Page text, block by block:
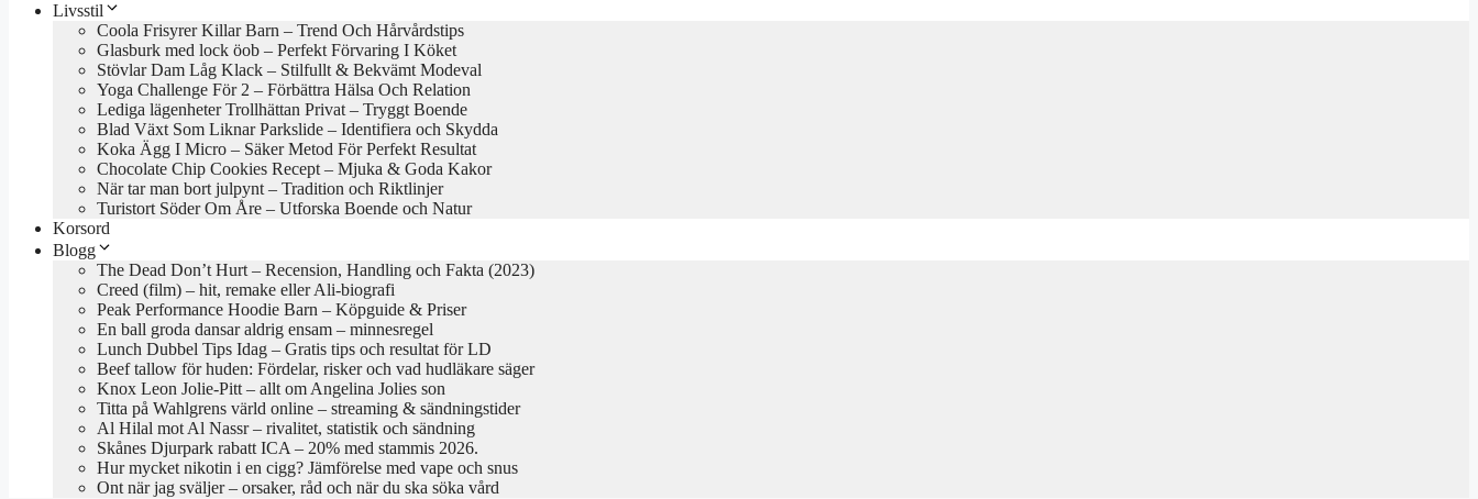
Livsstil
Coola Frisyrer Killar Barn – Trend Och Hårvårdstips
Glasburk med lock öob – Perfekt Förvaring I Köket
Stövlar Dam Låg Klack – Stilfullt & Bekvämt Modeval
Yoga Challenge För 2 – Förbättra Hälsa Och Relation
Lediga lägenheter Trollhättan Privat – Tryggt Boende
Blad Växt Som Liknar Parkslide – Identifiera och Skydda
Koka Ägg I Micro – Säker Metod För Perfekt Resultat
Chocolate Chip Cookies Recept – Mjuka & Goda Kakor
När tar man bort julpynt – Tradition och Riktlinjer
Turistort Söder Om Åre – Utforska Boende och Natur
Korsord
Blogg
The Dead Don’t Hurt – Recension, Handling och Fakta (2023)
Creed (film) – hit, remake eller Ali-biografi
Peak Performance Hoodie Barn – Köpguide & Priser
En ball groda dansar aldrig ensam – minnesregel
Lunch Dubbel Tips Idag – Gratis tips och resultat för LD
Beef tallow för huden: Fördelar, risker och vad hudläkare säger
Knox Leon Jolie-Pitt – allt om Angelina Jolies son
Titta på Wahlgrens värld online – streaming & sändningstider
Al Hilal mot Al Nassr – rivalitet, statistik och sändning
Skånes Djurpark rabatt ICA – 20% med stammis 2026.
Hur mycket nikotin i en cigg? Jämförelse med vape och snus
Ont när jag sväljer – orsaker, råd och när du ska söka vård